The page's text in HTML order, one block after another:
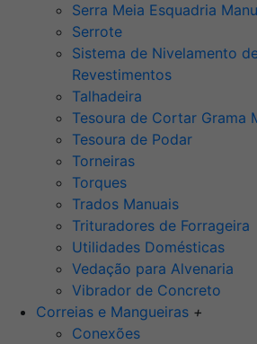
Serra Meia Esquadria
Serrote
Sistema de Nivelamento
Revestimentos
Talhadeira
Tesoura de Cortar Grama
Tesoura de Podar
Torneiras
Torques
Trados Manuais
Trituradores de Forrageira
Utilidades Domésticas
Vedação para Alvenaria
Vibrador de Concreto
Correias e Mangueiras +
Conexões